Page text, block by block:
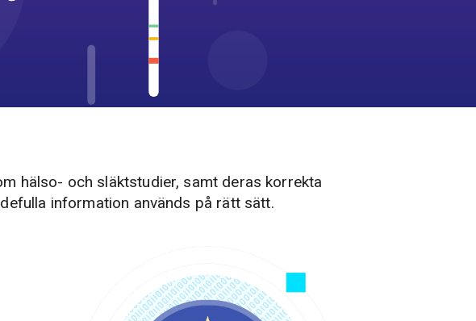
hälso- och släktstudier, samt deras korrekta
information används på rätt sätt.